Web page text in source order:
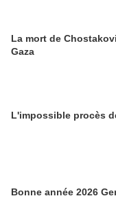
La mort de
Gaza
L'impossible procès
Bonne année 2026